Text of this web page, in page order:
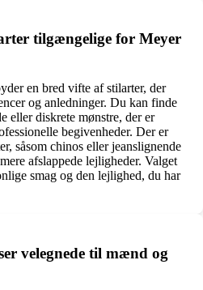
tilgængelige for Meyer
en bred vifte af stilarter, der
og anledninger. Du kan finde
eller diskrete mønstre, der er
begivenheder. Der er
såsom chinos eller jeanslignende
afslappede lejligheder. Valget
smag og den lejlighed, du har
velegnede til mænd og